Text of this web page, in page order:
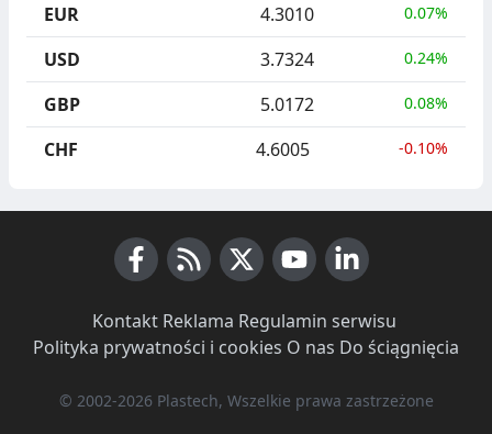
EUR
4.3010 0.07%
USD 3.7324 0.24%
GBP 5.0172 0.08%
CHF 4.6005 -0.10%
Kontakt· Reklama Regulamin serwisu
Polityka prywatności i cookies O nas Do ściągnięcia
© 2002-2026 Plastech, Wszelkie prawa zastrzeżone